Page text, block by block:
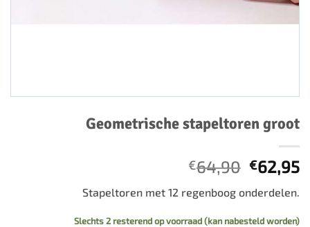
Geometrische stapeltoren groot
€64,90
prijs
was:
€64,90.
€62,95
Stapeltoren met 12 regenboog onderdelen.
Slechts 2 resterend op voorraad (kan nabesteld worden)